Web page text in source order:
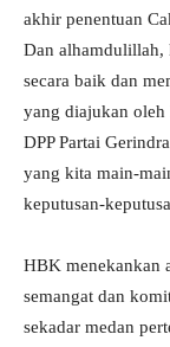
akhir penentuan
Dan alhamdulillah,
secara baik dan
yang diajukan oleh
DPP Partai
yang kita main-
keputusan-
HBK menekankan
semangat dan
sekadar medan